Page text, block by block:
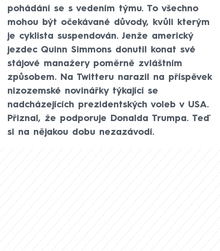
pohádání se s vedením týmu. To všechno
mohou být očekávané důvody, kvůli kterým
je cyklista suspendován. Jenže americký
jezdec Quinn Simmons donutil konat své
stájové manažery poměrně zvláštním
způsobem. Na Twitteru narazil na příspěvek
nizozemské novinářky týkající se
nadcházejících prezidentských voleb v USA.
Přiznal, že podporuje Donalda Trumpa. Teď
si na nějakou dobu nezazávodí.